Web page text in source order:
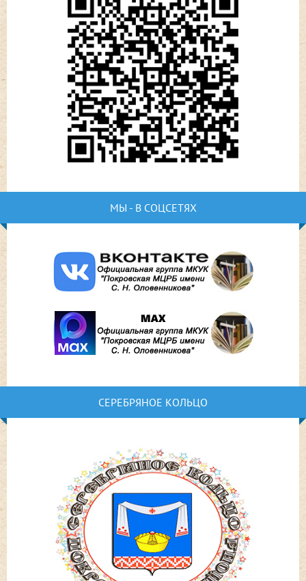
МЫ - В СОЦСЕТЯХ
СЕРЕБРЯНОЕ КОЛЬЦО